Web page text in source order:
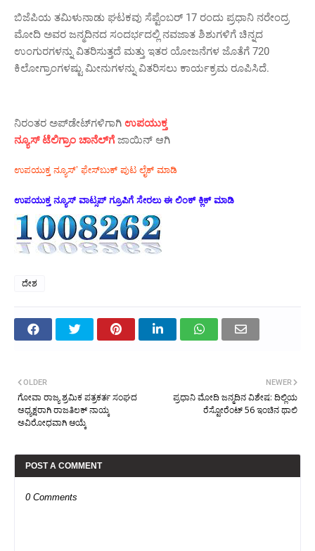
ಬಿಜೆಪಿಯ ತಮಿಳುನಾಡು ಘಟಕವು ಸೆಪ್ಟೆಂಬರ್ 17 ರಂದು ಪ್ರಧಾನಿ ನರೇಂದ್ರ
ಮೋದಿ ಅವರ ಜನ್ಮದಿನದ ಸಂದರ್ಭದಲ್ಲಿ ನವಜಾತ ಶಿಶುಗಳಿಗೆ ಚಿನ್ನದ
ಉಂಗುರಗಳನ್ನು ವಿತರಿಸುತ್ತದೆ ಮತ್ತು ಇತರ ಯೋಜನೆಗಳ ಜೊತೆಗೆ 720
ಕಿಲೋಗ್ರಾಂಗಳಷ್ಟು ಮೀನುಗಳನ್ನು ವಿತರಿಸಲು ಕಾರ್ಯಕ್ರಮ ರೂಪಿಸಿದೆ.
ನಿರಂತರ ಅಪ್‌ಡೇಟ್‌ಗಳಿಗಾಗಿ ಉಪಯುಕ್ತ
ನ್ಯೂಸ್‌ ಟೆಲಿಗ್ರಾಂ ಚಾನೆಲ್‌ಗೆ ಜಾಯಿನ್‌ ಆಗಿ
ಉಪಯುಕ್ತ ನ್ಯೂಸ್‌’ ಫೇಸ್‌ಬುಕ್ ಪುಟ ಲೈಕ್ ಮಾಡಿ
ಉಪಯುಕ್ತ ನ್ಯೂಸ್‌ ವಾಟ್ಸಪ್‌ ಗ್ರೂಪಿಗೆ ಸೇರಲು ಈ ಲಿಂಕ್ ಕ್ಲಿಕ್ ಮಾಡಿ
ದೇಶ
NEWER
ಪ್ರಧಾನಿ ಮೋದಿ ಜನ್ಮದಿನ ವಿಶೇಷ: ದಿಲ್ಲಿಯ
ರೆಸ್ಟೋರೆಂಟ್ 56 ಇಂಚಿನ ಥಾಲಿ
OLDER
ಗೋವಾ ರಾಜ್ಯ ಶ್ರಮಿಕ ಪತ್ರಕರ್ತ ಸಂಘದ
ಅಧ್ಯಕ್ಷರಾಗಿ ರಾಜತಿಲಕ್ ನಾಯ್ಕ
ಅವಿರೋಧವಾಗಿ ಆಯ್ಕೆ
POST A COMMENT
0 Comments